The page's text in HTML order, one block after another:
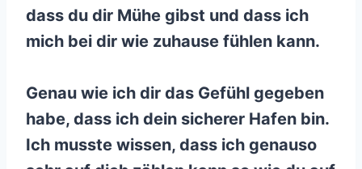
dass du dir Mühe gibst und dass ich
mich bei dir wie zuhause fühlen kann.
Genau wie ich dir das Gefühl gegeben
habe, dass ich dein sicherer Hafen bin.
Ich musste wissen, dass ich genauso